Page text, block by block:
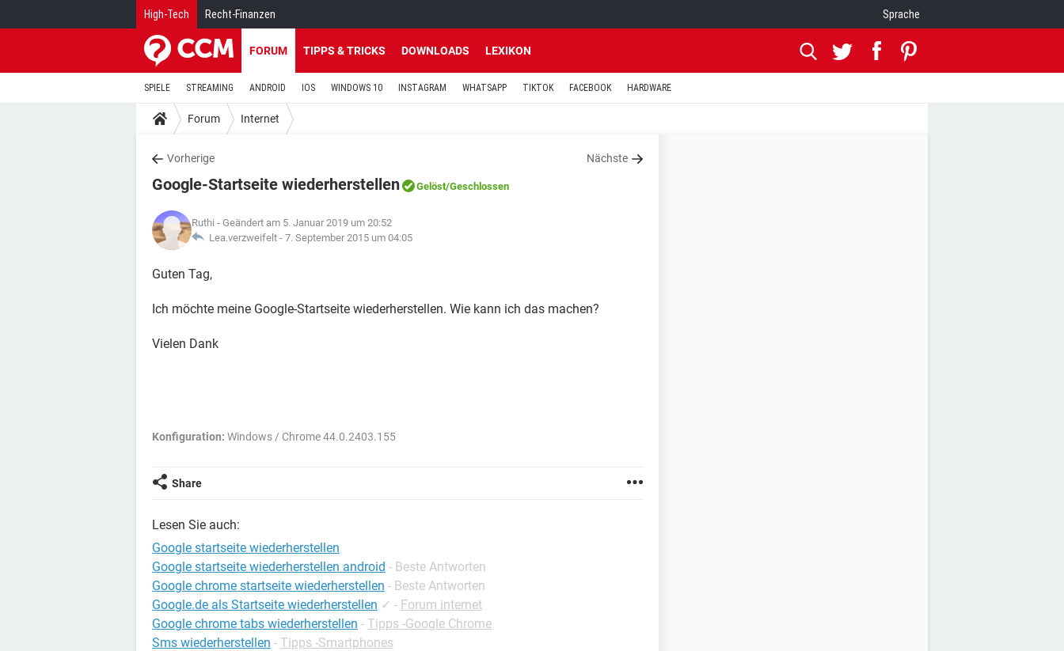
High-Tech Recht-Finanzen Sprache
FORUM TIPPS & TRICKS DOWNLOADS LEXIKON
SPIELE STREAMING ANDROID IOS WINDOWS 10 INSTAGRAM WHATSAPP TIKTOK FACEBOOK HARDWARE
Forum Internet
Vorherige Nächste
Google-Startseite wiederherstellen Gelöst/Geschlossen
Ruthi - Geändert am 5. Januar 2019 um 20:52
Lea.verzweifelt - 7. September 2015 um 04:05
Guten Tag,
Ich möchte meine Google-Startseite wiederherstellen. Wie kann ich das machen?
Vielen Dank
Konfiguration: Windows / Chrome 44.0.2403.155
Share
Lesen Sie auch:
Google startseite wiederherstellen
Google startseite wiederherstellen android - Beste Antworten
Google chrome startseite wiederherstellen - Beste Antworten
Google.de als Startseite wiederherstellen ✓ - Forum internet
Google chrome tabs wiederherstellen - Tipps -Google Chrome
Sms wiederherstellen - Tipps -Smartphones